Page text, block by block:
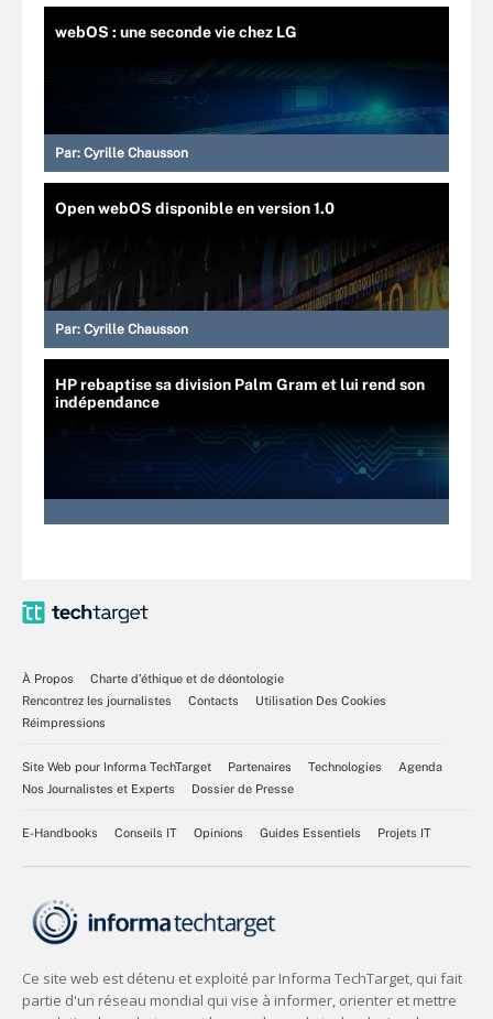
webOS : une seconde vie chez LG
Par: Cyrille Chausson
Open webOS disponible en version 1.0
Par: Cyrille Chausson
HP rebaptise sa division Palm Gram et lui rend son
indépendance
À Propos
Charte d’éthique et de déontologie
Rencontrez les journalistes
Contacts
Utilisation Des Cookies
Réimpressions
Site Web pour Informa TechTarget Partenaires Technologies
Agenda
Nos Journalistes et Experts
Dossier de Presse
E-Handbooks Conseils IT Opinions Guides Essentiels Projets IT